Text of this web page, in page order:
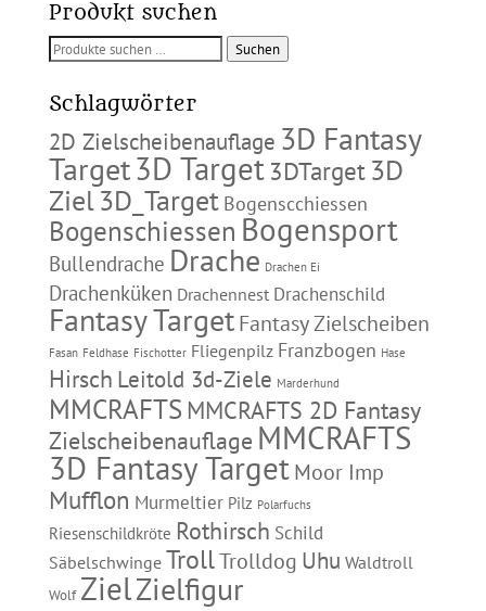
Produkt suchen
Suchen
Suchen
Schlagwörter
2D Zielscheibenauflage 3D Fantasy
Target3D Target 3DTarget 3D
Ziel3D_Target Bogenscchiessen
Bogenschiessen Bogensport
Bullendrache Drache Drachen Ei
Drachenküken Drachennest Drachenschild
Fantasy Target Fantasy Zielscheiben
Fasan Feldhase Fischotter Fliegenpilz Franzbogen Hase
Hirsch Leitold 3d-Ziele Marderhund
MMCRAFTS MMCRAFTS 2D Fantasy
Zielscheibenauflage MMCRAFTS
3D Fantasy Target Moor Imp
Mufflon Murmeltier Pilz Polarfuchs
Riesenschildkröte Rothirsch Schild
Säbelschwinge TrollTrolldog Uhu Waldtroll
Wolf ZielZielfigur